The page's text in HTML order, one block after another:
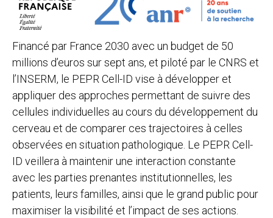
Financé par France 2030 avec un budget de 50
millions d’euros sur sept ans, et piloté par le CNRS et
l’INSERM, le PEPR Cell-ID vise à développer et
appliquer des approches permettant de suivre des
cellules individuelles au cours du développement du
cerveau et de comparer ces trajectoires à celles
observées en situation pathologique. Le PEPR Cell-
ID veillera à maintenir une interaction constante
avec les parties prenantes institutionnelles, les
patients, leurs familles, ainsi que le grand public pour
maximiser la visibilité et l’impact de ses actions.